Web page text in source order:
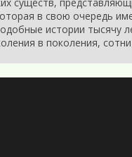
в свою очередь
истории тысячу
в поколения,